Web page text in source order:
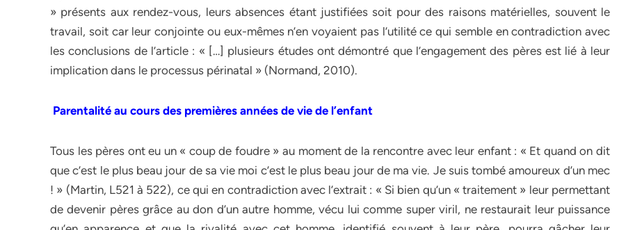
» présents aux rendez-vous, leurs absences étant justifiées soit pour des raisons matérielles, souvent le
travail, soit car leur conjointe ou eux-mêmes n’en voyaient pas l’utilité ce qui semble en contradiction avec
les conclusions de l’article : « […] plusieurs études ont démontré que l’engagement des pères est lié à leur
implication dans le processus périnatal » (Normand, 2010).
Parentalité au cours des premières années de vie de l’enfant
Tous les pères ont eu un « coup de foudre » au moment de la rencontre avec leur enfant : « Et quand on dit
que c’est le plus beau jour de sa vie moi c’est le plus beau jour de ma vie. Je suis tombé amoureux d’un mec
! » (Martin, L521 à 522), ce qui en contradiction avec l’extrait : « Si bien qu’un « traitement » leur permettant
de devenir pères grâce au don d’un autre homme, vécu lui comme super viril, ne restaurait leur puissance